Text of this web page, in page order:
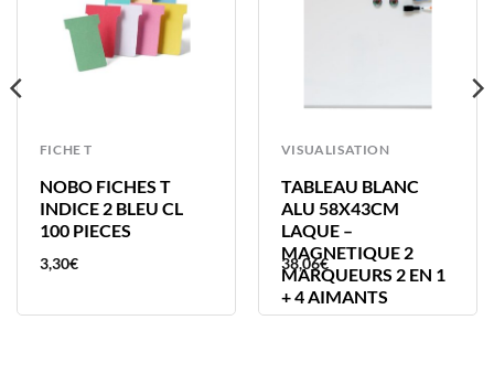
FICHE T
NOBO FICHES T
INDICE 2 BLEU CL
100 PIECES
3,30€
VISUALISATION
TABLEAU BLANC
ALU 58X43CM
LAQUE –
MAGNETIQUE 2
MARQUEURS 2 EN 1
+ 4 AIMANTS
38,06€